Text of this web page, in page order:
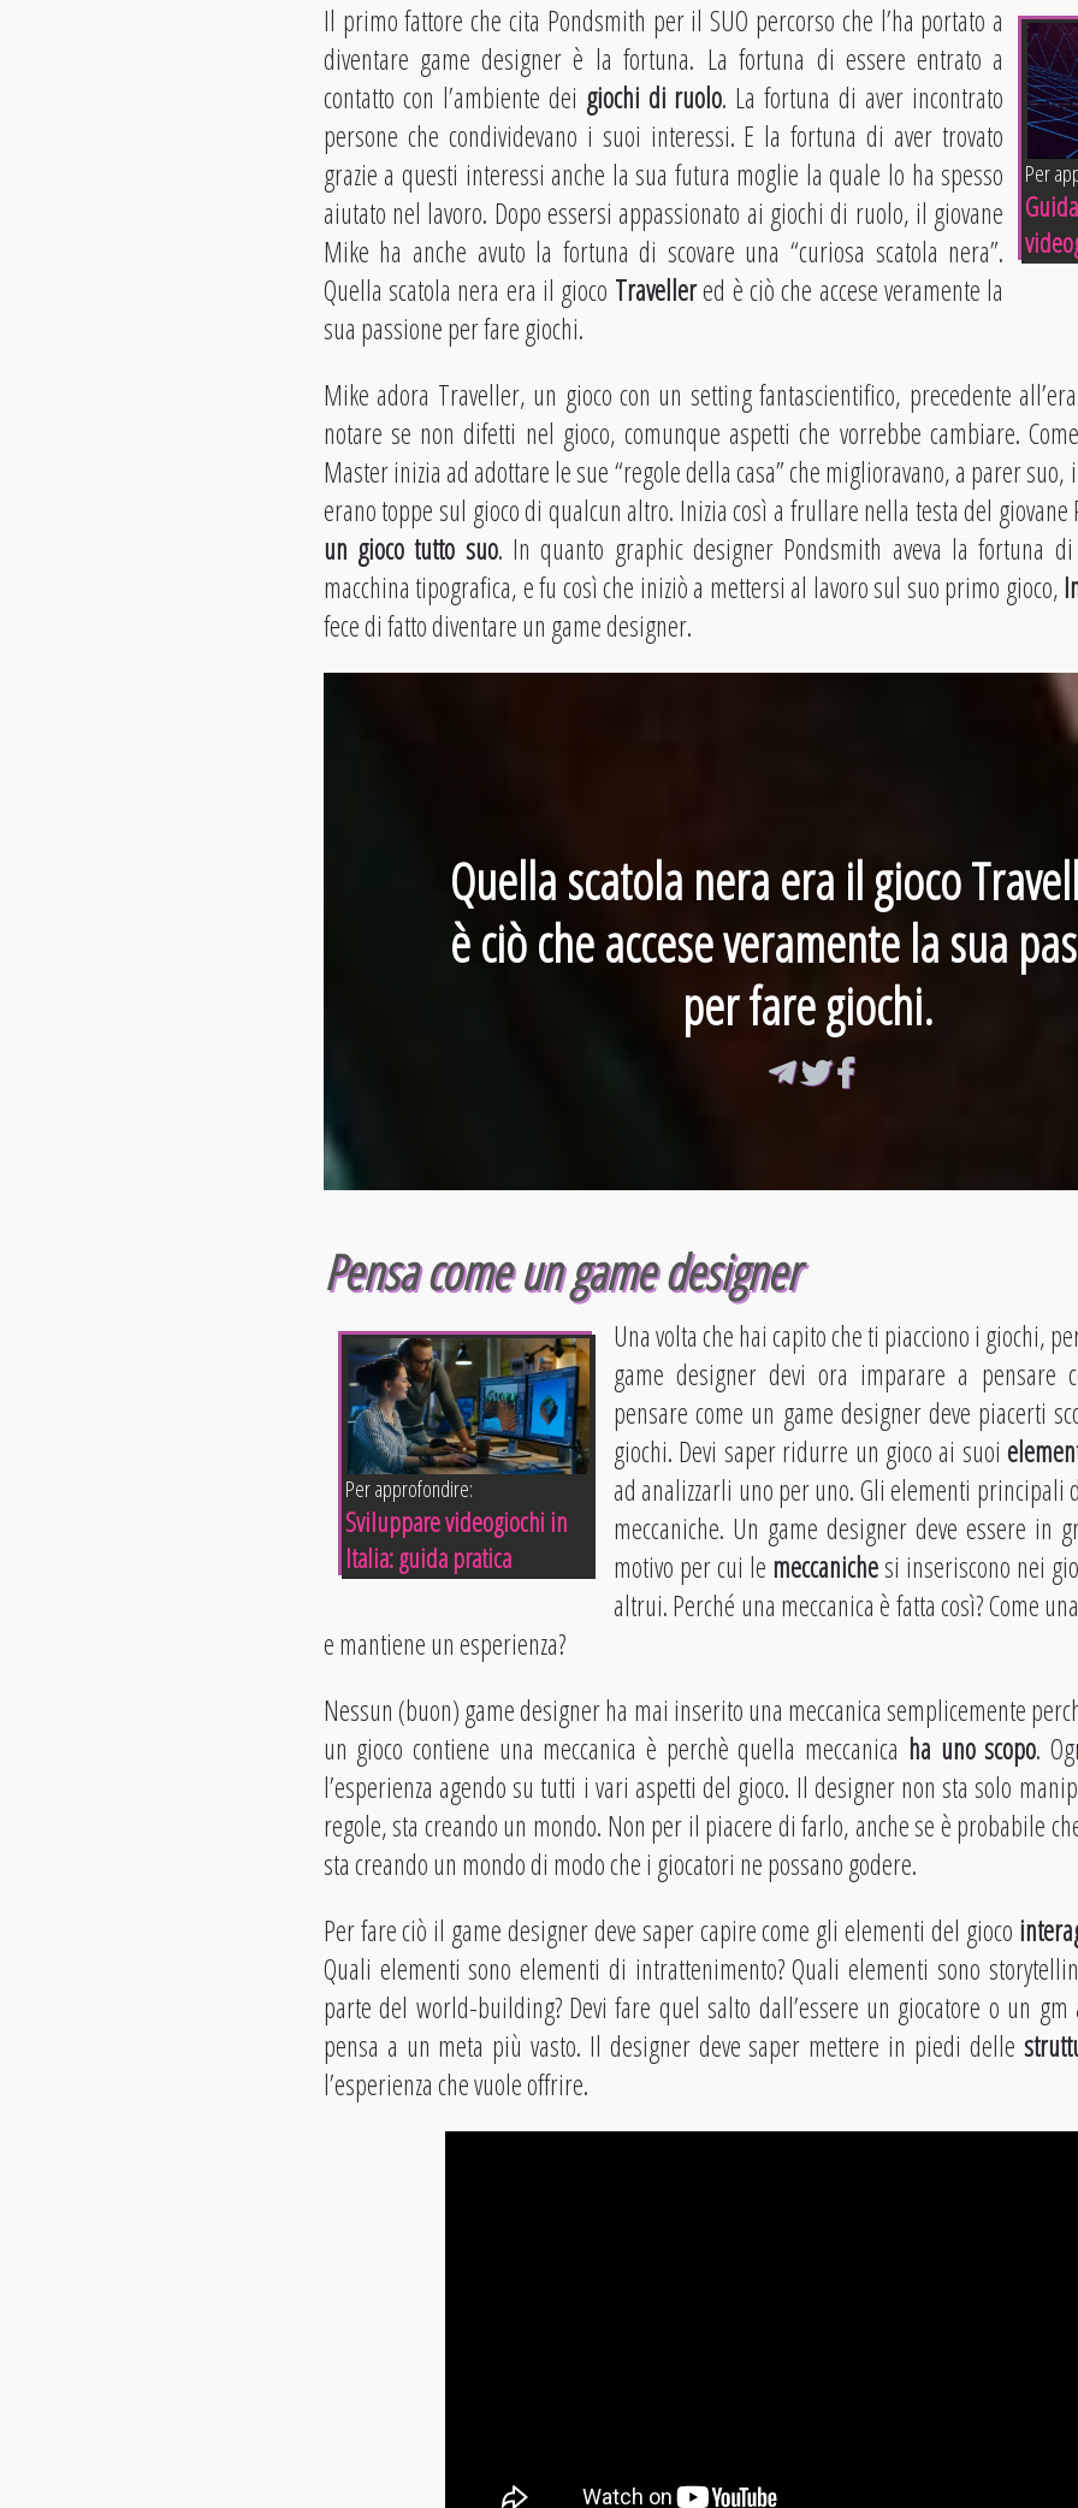
Per
Il primo fattore che cita Pondsmith per il SUO percorso che l’ha portato a
diventare game designer è la fortuna. La fortuna di essere entrato a
contatto con l’ambiente dei giochi di ruolo. La fortuna di aver incontrato
persone che condividevano i suoi interessi. E la fortuna di aver trovato
grazie a questi interessi anche la sua futura moglie la quale lo ha spesso
aiutato nel lavoro. Dopo essersi appassionato ai giochi di ruolo, il giovane
Mike ha anche avuto la fortuna di scovare una “curiosa scatola nera”.
Quella scatola nera era il gioco Travellered è ciò che accese veramente la
sua passione per fare giochi.
Mike adora Traveller, un gioco con un setting fantascientifico, precedente
notare se non difetti nel gioco, comunque aspetti che vorrebbe cambiare.
Master inizia ad adottare le sue “regole della casa” che miglioravano, a parer suo,
erano toppe sul gioco di qualcun altro. Inizia così a frullare nella testa del
un gioco tutto suo. In quanto graphic designer Pondsmith aveva la fortuna
macchina tipografica, e fu così che iniziò a mettersi al lavoro sul suo primo gioco,
fece di fatto diventare un game designer.
Quella scatola nera era il gioco
è ciò che accese veramente la sua
per fare giochi.
Pensa come un game designer
Per approfondire:
Sviluppare videogiochi in
Italia: guida pratica
Una volta che hai capito che ti piacciono i giochi,
game designer devi ora imparare a pensare
pensare come un game designer deve piacerti
giochi. Devi saper ridurre un gioco ai suoi
ad analizzarli uno per uno. Gli elementi principali
meccaniche. Un game designer deve essere in
motivo per cui le meccanichesi inseriscono nei
altrui. Perché una meccanica è fatta così? Come
e mantiene un esperienza?
Nessun (buon) game designer ha mai inserito una meccanica semplicemente
un gioco contiene una meccanica è perchè quella meccanica ha uno scopo.
l’esperienza agendo su tutti i vari aspetti del gioco. Il designer non sta solo
regole, sta creando un mondo. Non per il piacere di farlo, anche se è probabile
sta creando un mondo di modo che i giocatori ne possano godere.
Per fare ciò il game designer deve saper capire come gli elementi del gioco
Quali elementi sono elementi di intrattenimento? Quali elementi sono
parte del world-building? Devi fare quel salto dall’essere un giocatore o un
pensa a un meta più vasto. Il designer deve saper mettere in piedi delle
l’esperienza che vuole offrire.